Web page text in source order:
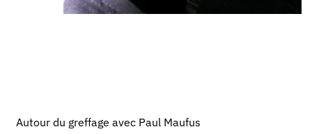
Autour du greffage avec Paul Maufus